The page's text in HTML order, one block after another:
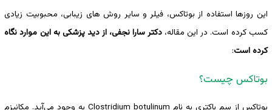
این روزها استفاده از بوتاکس، فیلر و سایر روش های زیبابی، محبوبیت زیادی
کسب کرده است. در این مقاله، دکتر سارا نجفی، از دید پزشکی به این موارد نگاه
کرده است:
بوتاکس چیست؟